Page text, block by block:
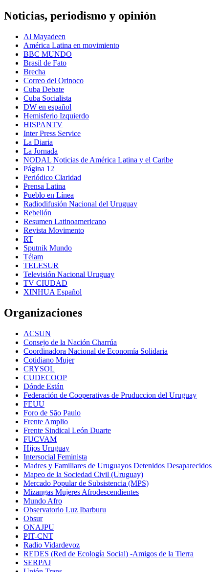
Noticias, periodismo y opinión
Al Mayadeen
América Latina en movimiento
BBC MUNDO
Brasil de Fato
Brecha
Correo del Orinoco
Cuba Debate
Cuba Socialista
DW en español
Hemisferio Izquierdo
HISPANTV
Inter Press Service
La Diaria
La Jornada
NODAL Noticias de América Latina y el Caribe
Página 12
Periódico Claridad
Prensa Latina
Pueblo en Línea
Radiodifusión Nacional del Uruguay
Rebelión
Resumen Latinoamericano
Revista Movimento
RT
Sputnik Mundo
Télam
TELESUR
Televisión Nacional Uruguay
TV CIUDAD
XINHUA Español
Organizaciones
ACSUN
Consejo de la Nación Charrúa
Coordinadora Nacional de Economía Solidaria
Cotidiano Mujer
CRYSOL
CUDECOOP
Dónde Están
Federación de Cooperativas de Pruduccion del Uruguay
FEUU
Foro de São Paulo
Frente Amplio
Frente Sindical León Duarte
FUCVAM
Hijos Uruguay
Intersocial Feminista
Madres y Familiares de Uruguayos Detenidos Desaparecidos
Mapeo de la Sociedad Civil (Uruguay)
Mercado Popular de Subsistencia (MPS)
Mizangas Mujeres Afrodescendientes
Mundo Afro
Observatorio Luz Ibarburu
Obsur
ONAJPU
PIT-CNT
Radio Vidardevoz
REDES (Red de Ecología Social) -Amigos de la Tierra
SERPAJ